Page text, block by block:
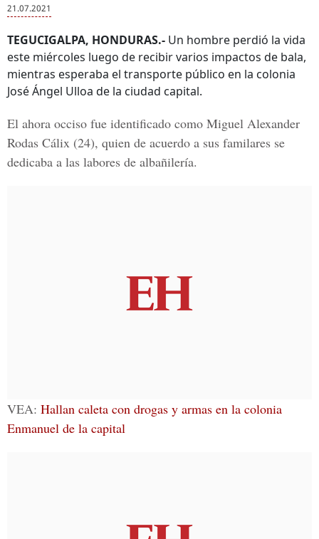
21.07.2021
TEGUCIGALPA, HONDURAS.- Un hombre perdió la vida
este miércoles luego de recibir varios impactos de bala,
mientras esperaba el transporte público en la colonia
José Ángel Ulloa de la ciudad capital.
El ahora occiso fue identificado como Miguel Alexander
Rodas Cálix (24), quien de acuerdo a sus familares se
dedicaba a las labores de albañilería.
VEA: Hallan caleta con drogas y armas en la colonia
Enmanuel de la capital